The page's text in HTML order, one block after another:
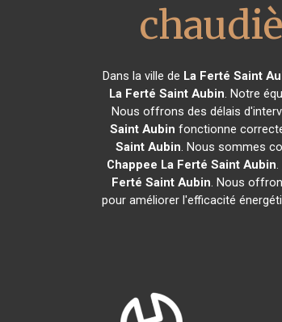
Dans la ville de La Ferté Saint
La Ferté Saint Aubin. Notre
Nous offrons des délais
Saint Aubin fonctionne
Saint Aubin. Nous sommes
Chappee La Ferté Saint Aubin.
Ferté Saint Aubin. Nous
pour améliorer l'efficacité